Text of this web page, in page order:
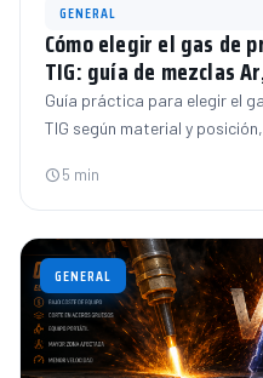
GENERAL
Cómo elegir el gas de
TIG: guía de mezclas
Guía práctica para elegir el
TIG según material y
5 min
GENERAL